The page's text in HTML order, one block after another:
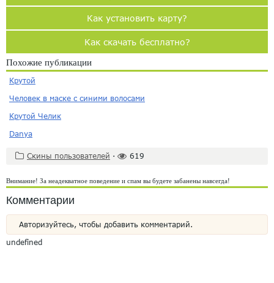
Как установить карту?
Как скачать бесплатно?
Похожие публикации
Крутой
Человек в маске с синими волосами
Крутой Челик
Danya
Скины пользователей · 619
Внимание! За неадекватное поведение и спам вы будете забанены навсегда!
Комментарии
Авторизуйтесь, чтобы добавить комментарий.
undefined